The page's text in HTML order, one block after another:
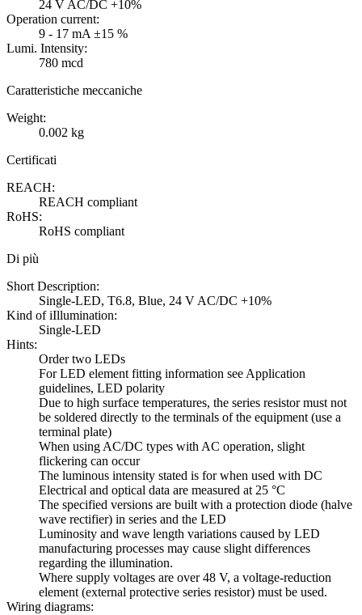
24 V AC/DC +10%
Operation current:
9 - 17 mA ±15 %
Lumi. Intensity:
780 mcd
Caratteristiche meccaniche
Weight:
0.002 kg
Certificati
REACH:
REACH compliant
RoHS:
RoHS compliant
Di più
Short Description:
Single-LED, T6.8, Blue, 24 V AC/DC +10%
Kind of iIllumination:
Single-LED
Hints:
Order two LEDs
For LED element fitting information see Application
guidelines, LED polarity
Due to high surface temperatures, the series resistor must not
be soldered directly to the terminals of the equipment (use a
terminal plate)
When using AC/DC types with AC operation, slight
flickering can occur
The luminous intensity stated is for when used with DC
Electrical and optical data are measured at 25 °C
The specified versions are built with a protection diode (halve
wave rectifier) in series and the LED
Luminosity and wave length variations caused by LED
manufacturing processes may cause slight differences
regarding the illumination.
Where supply voltages are over 48 V, a voltage-reduction
element (external protective series resistor) must be used.
Wiring diagrams: